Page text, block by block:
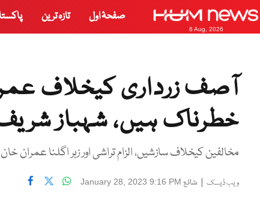
6 Aug, 2026
صفحۂ اول تازہ ترین
آصف زرداری کیخلاف
خطرناک ہیں، شہباز
مخالفین کیخلاف سازشیں، الزام تراشی اور زہر اگلنا عمران
ویب ڈیسک | شائع January 28, 2023 9:16 PM